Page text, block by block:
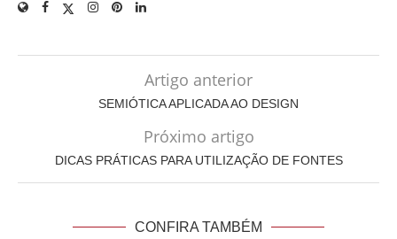
Artigo anterior
SEMIÓTICA APLICADA AO DESIGN
Próximo artigo
DICAS PRÁTICAS PARA UTILIZAÇÃO DE FONTES
CONFIRA TAMBÉM